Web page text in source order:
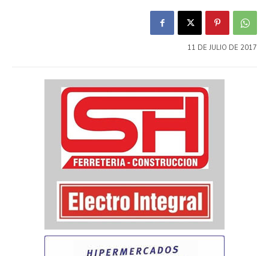
11 DE JULIO DE 2017